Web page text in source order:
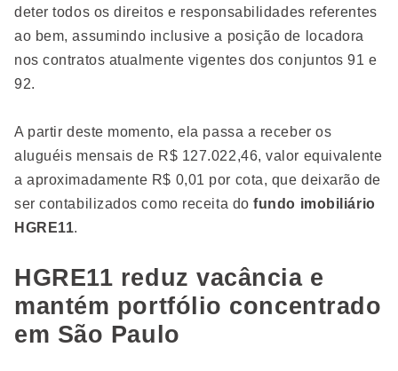
deter todos os direitos e responsabilidades referentes
ao bem, assumindo inclusive a posição de locadora
nos contratos atualmente vigentes dos conjuntos 91 e
92.
A partir deste momento, ela passa a receber os
aluguéis mensais de R$ 127.022,46, valor equivalente
a aproximadamente R$ 0,01 por cota, que deixarão de
ser contabilizados como receita dofundo imobiliário
HGRE11.
HGRE11 reduz vacância e
mantém portfólio concentrado
em São Paulo